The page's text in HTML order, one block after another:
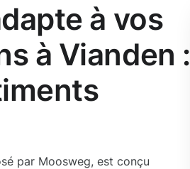
à vos
à Vianden :
par Moosweg, est conçu